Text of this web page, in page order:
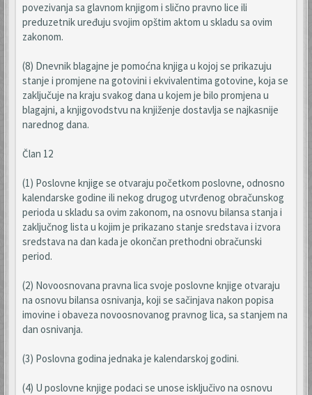
povezivanja sa glavnom knjigom i slično pravno lice ili
preduzetnik uređuju svojim opštim aktom u skladu sa ovim
zakonom.
(8) Dnevnik blagajne je pomoćna knjiga u kojoj se prikazuju
stanje i promjene na gotovini i ekvivalentima gotovine, koja se
zaključuje na kraju svakog dana u kojem je bilo promjena u
blagajni, a knjigovodstvu na knjiženje dostavlja se najkasnije
narednog dana.
Član 12
(1) Poslovne knjige se otvaraju početkom poslovne, odnosno
kalendarske godine ili nekog drugog utvrđenog obračunskog
perioda u skladu sa ovim zakonom, na osnovu bilansa stanja i
zaključnog lista u kojim je prikazano stanje sredstava i izvora
sredstava na dan kada je okončan prethodni obračunski
period.
(2) Novoosnovana pravna lica svoje poslovne knjige otvaraju
na osnovu bilansa osnivanja, koji se sačinjava nakon popisa
imovine i obaveza novoosnovanog pravnog lica, sa stanjem na
dan osnivanja.
(3) Poslovna godina jednaka je kalendarskoj godini.
(4) U poslovne knjige podaci se unose isključivo na osnovu